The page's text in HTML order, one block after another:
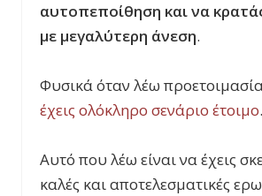
αυτοπεποίθηση και να
με μεγαλύτερη άνεση.
Φυσικά όταν λέω
έχεις ολόκληρο σενάριο έτοιμο.
Αυτό που λέω είναι να έχεις
καλές και αποτελεσματικές